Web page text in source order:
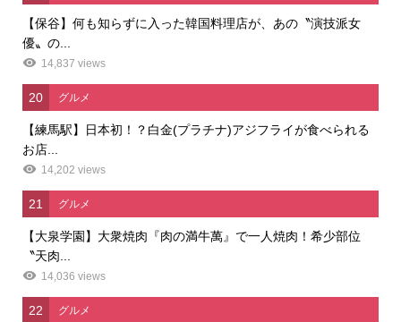
【保谷】何も知らずに入った韓国料理店が、あの〝演技派女
優〟の...
14,837 views
20 グルメ
【練馬駅】日本初！？白金(プラチナ)アジフライが食べられる
お店...
14,202 views
21 グルメ
【大泉学園】大衆焼肉『肉の満牛萬』で一人焼肉！希少部位
〝天肉...
14,036 views
22 グルメ